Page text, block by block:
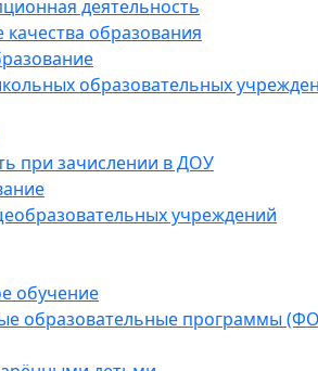
деятельность
образования
образовательных
при зачислении в ДОУ
учреждений
обучение
образовательные программы